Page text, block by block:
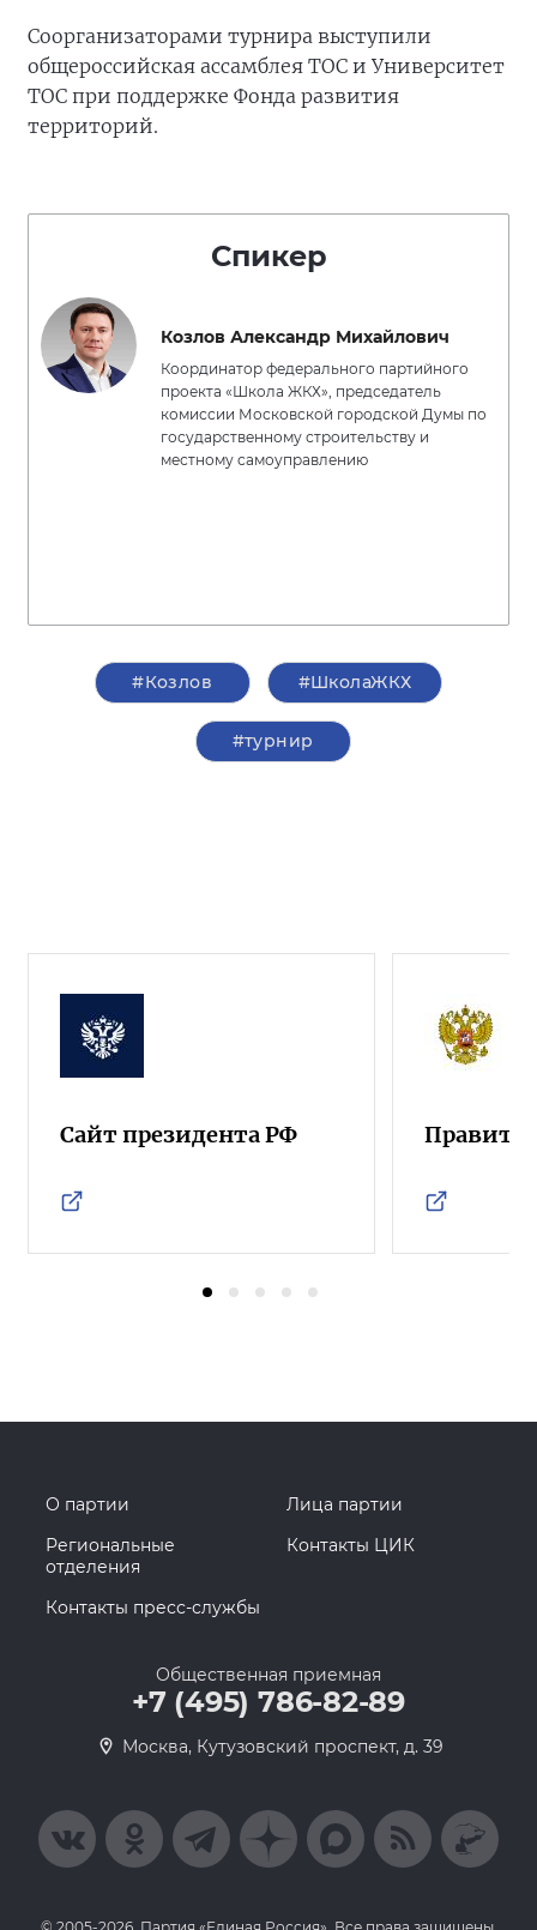
Соорганизаторами турнира выступили
общероссийская ассамблея ТОС и Университет
ТОС при поддержке Фонда развития
территорий.
Спикер
Козлов Александр Михайлович
Координатор федерального партийного
проекта «Школа ЖКХ», председатель
комиссии Московской городской Думы по
государственному строительству и
местному самоуправлению
#Козлов #ШколаЖКХ
#турнир
Сайт президента РФ
О партии
Лица партии
Региональные
отделения
Контакты ЦИК
Контакты пресс-службы
Общественная приемная
+7 (495) 786-82-89
Москва, Кутузовский проспект, д. 39